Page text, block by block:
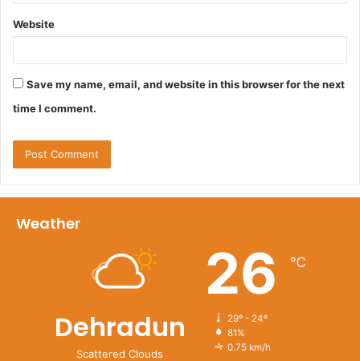
Website
Save my name, email, and website in this browser for the next
time I comment.
Weather
Dehradun
Scattered Clouds
26 ℃
29º - 24º
81%
0.75 km/h